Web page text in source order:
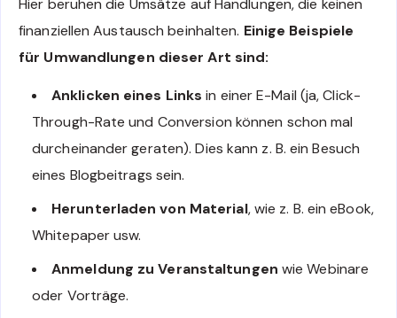
Hier beruhen die Umsätze auf Handlungen, die keinen
finanziellen Austausch beinhalten. Einige Beispiele
für Umwandlungen dieser Art sind:
Anklicken eines Linksin einer E-Mail (ja, Click-
Through-Rate und Conversion können schon mal
durcheinander geraten). Dies kann z. B. ein Besuch
eines Blogbeitrags sein.
Herunterladen von Material, wie z. B. ein eBook,
Whitepaper usw.
Anmeldung zu Veranstaltungen wie Webinare
oder Vorträge.